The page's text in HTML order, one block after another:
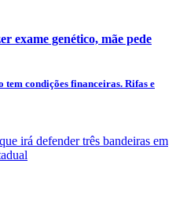
exame genético, mãe pede
condições financeiras. Rifas e